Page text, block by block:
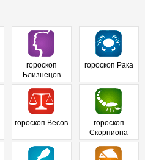
гороскоп
Близнецов
гороскоп Рака
гороскоп Весов
гороскоп
Скорпиона